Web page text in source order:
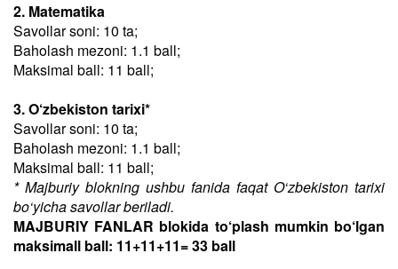
2. Matematika
Savollar soni: 10 ta;
Baholash mezoni: 1.1 ball;
Maksimal ball: 11 ball;
3. O‘zbekiston tarixi*
Savollar soni: 10 ta;
Baholash mezoni: 1.1 ball;
Maksimal ball: 11 ball;
* Majburiy blokning ushbu fanida faqat O‘zbekiston tarixi
bo‘yicha savollar beriladi.
MAJBURIY FANLAR blokida to‘plash mumkin bo‘lgan
maksimall ball: 11+11+11= 33 ball